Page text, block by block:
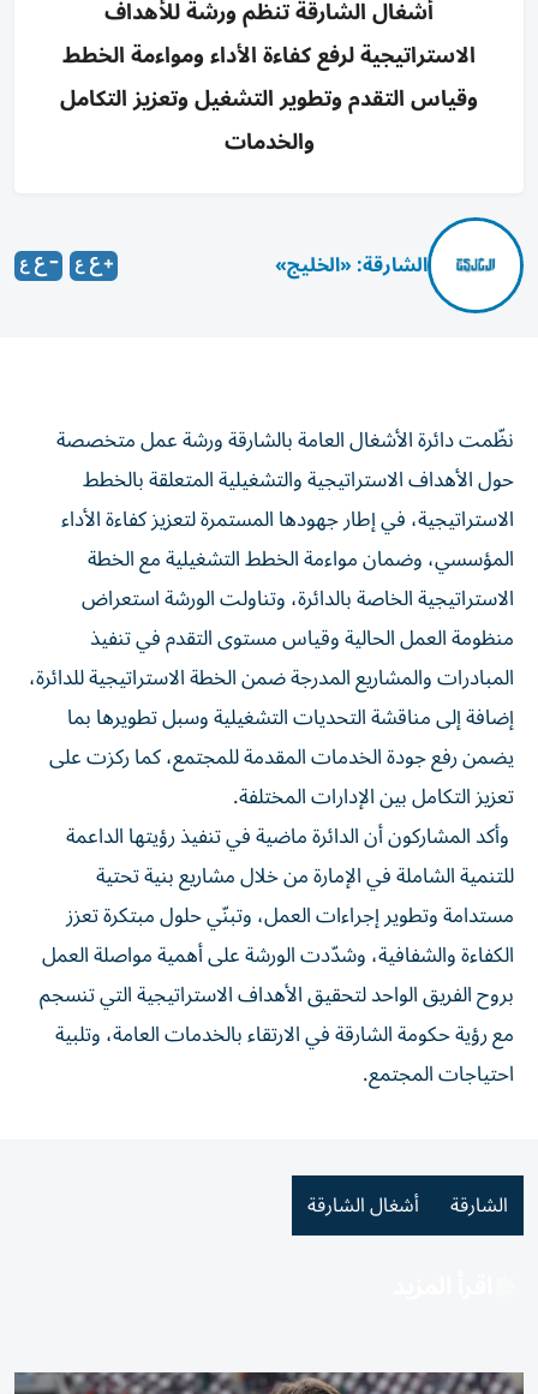
أشغال الشارقة تنظم ورشة للأهداف
الاستراتيجية لرفع كفاءة الأداء ومواءمة الخطط
وقياس التقدم وتطوير التشغيل وتعزيز التكامل
والخدمات
الشارقة: «الخليج»
نظّمت دائرة الأشغال العامة بالشارقة ورشة عمل متخصصة
حول الأهداف الاستراتيجية والتشغيلية المتعلقة بالخطط
الاستراتيجية، في إطار جهودها المستمرة لتعزيز كفاءة الأداء
المؤسسي، وضمان مواءمة الخطط التشغيلية مع الخطة
الاستراتيجية الخاصة بالدائرة، وتناولت الورشة استعراض
منظومة العمل الحالية وقياس مستوى التقدم في تنفيذ
المبادرات والمشاريع المدرجة ضمن الخطة الاستراتيجية للدائرة،
إضافة إلى مناقشة التحديات التشغيلية وسبل تطويرها بما
يضمن رفع جودة الخدمات المقدمة للمجتمع، كما ركزت على
تعزيز التكامل بين الإدارات المختلفة.
وأكد المشاركون أن الدائرة ماضية في تنفيذ رؤيتها الداعمة
للتنمية الشاملة في الإمارة من خلال مشاريع بنية تحتية
مستدامة وتطوير إجراءات العمل، وتبنّي حلول مبتكرة تعزز
الكفاءة والشفافية، وشدّدت الورشة على أهمية مواصلة العمل
بروح الفريق الواحد لتحقيق الأهداف الاستراتيجية التي تنسجم
مع رؤية حكومة الشارقة في الارتقاء بالخدمات العامة، وتلبية
احتياجات المجتمع.
الشارقة أشغال الشارقة